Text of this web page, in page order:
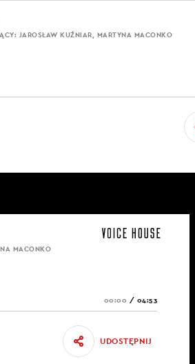
JAROSŁAW KUŹNIAR, MARTYNA MACONKO
MACONKO
00:00 / 04:53
UDOSTĘPNIJ